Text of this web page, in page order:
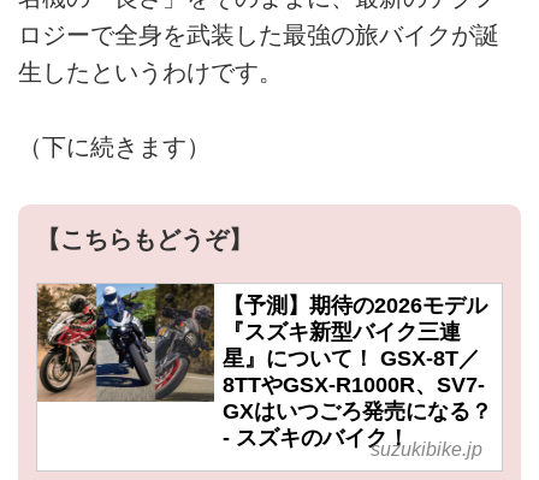
ロジーで全身を武装した最強の旅バイクが誕
生したというわけです。
（下に続きます）
【こちらもどうぞ】
【予測】期待の2026モデル
『スズキ新型バイク三連
星』について！ GSX-8T／
8TTやGSX-R1000R、SV7-
GXはいつごろ発売になる？
- スズキのバイク！suzukibike.jp